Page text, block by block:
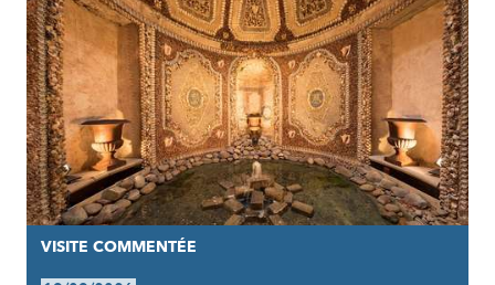
VISITE COMMENTÉE